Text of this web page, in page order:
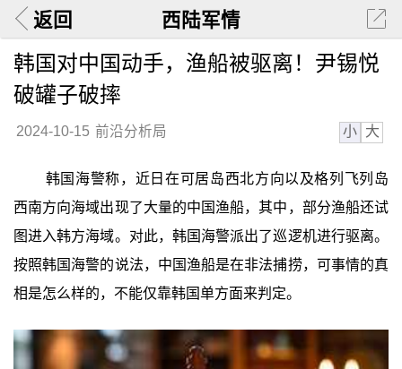
返回 西陆军情
韩国对中国动手，渔船被驱离！尹锡悦
破罐子破摔
2024-10-15 前沿分析局 小 大
韩国海警称，近日在可居岛西北方向以及格列飞列岛
西南方向海域出现了大量的中国渔船，其中，部分渔船还试
图进入韩方海域。对此，韩国海警派出了巡逻机进行驱离。
按照韩国海警的说法，中国渔船是在非法捕捞，可事情的真
相是怎么样的，不能仅靠韩国单方面来判定。